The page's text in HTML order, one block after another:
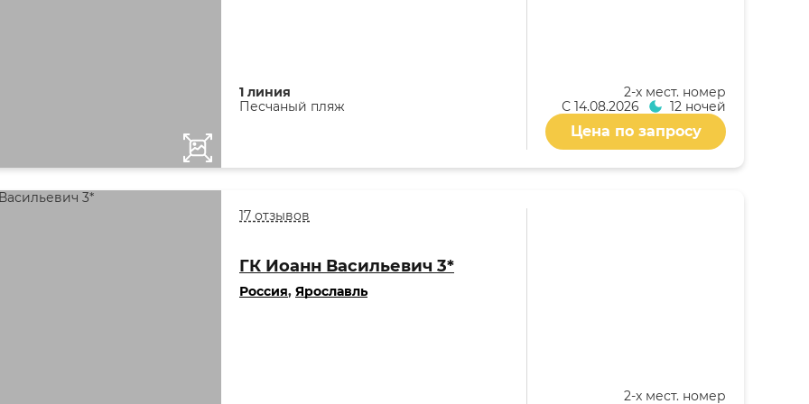
1 линия
Песчаный пляж
2-x мест. номер
С 14.08.2026 12 ночей
Цена по запросу
17 отзывов
ГК Иоанн Васильевич 3*
Россия, Ярославль
2-x мест. номер